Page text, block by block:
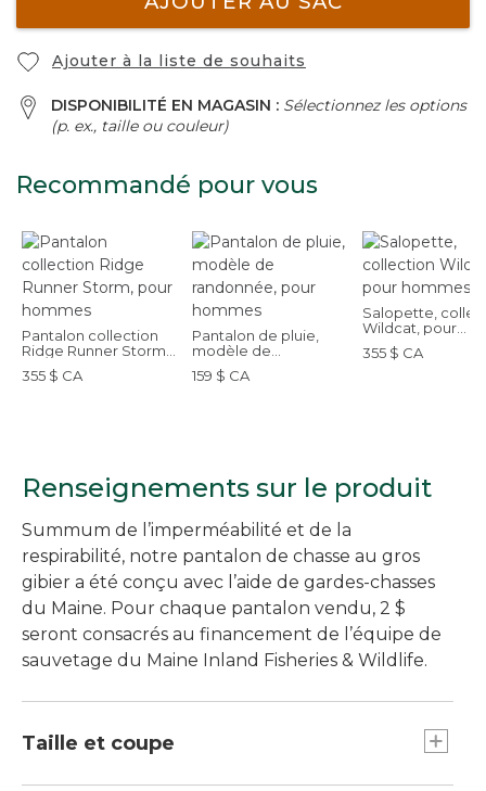
Ajouter à la liste de souhaits
DISPONIBILITÉ EN MAGASIN : Sélectionnez les options
(p. ex., taille ou couleur)
Recommandé pour vous
Pantalon collection
Ridge Runner Storm,
pour hommes
355 $ CA
Pantalon de pluie,
modèle de
randonnée, pour
hommes
159 $ CA
Salopette,
Wildcat, pour
hommes
355 $ CA
Renseignements sur le produit
Summum de l’imperméabilité et de la
respirabilité, notre pantalon de chasse au gros
gibier a été conçu avec l’aide de gardes-chasses
du Maine. Pour chaque pantalon vendu, 2 $
seront consacrés au financement de l’équipe de
sauvetage du Maine Inland Fisheries & Wildlife.
Taille et coupe